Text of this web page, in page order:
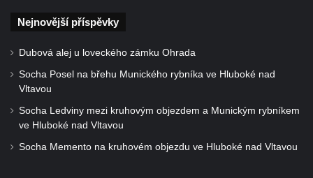
Upoutávka JduHřebenovkou u parkoviště
Kamenný obelisk na vyhlídce u Pravčické
brány
Sousoší svatého Václava, svatého Floriána
a svatého Jana Nepomuckého východně
od Mezné
Socha vodníka na trase naučné stezky v
Nejnovější příspěvky
Dubová alej u loveckého zámku Ohrada
Socha Posel na břehu Munického rybníka ve Hluboké nad
Vltavou
Socha Ledviny mezi kruhovým objezdem a Munickým rybníkem
ve Hluboké nad Vltavou
Socha Memento na kruhovém objezdu ve Hluboké nad Vltavou